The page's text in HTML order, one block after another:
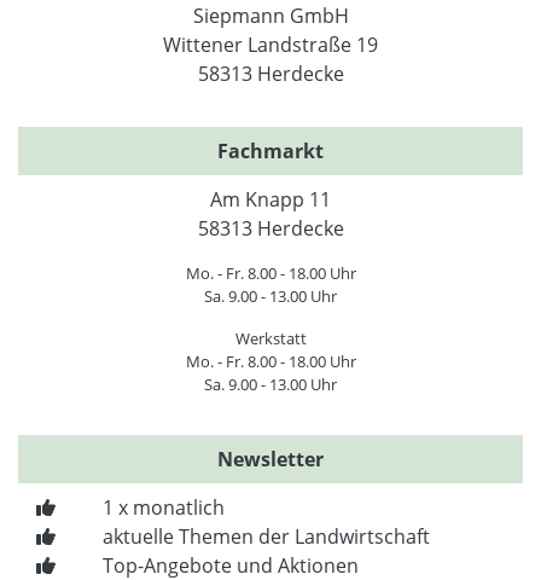
Siepmann GmbH
Wittener Landstraße 19
58313 Herdecke
Fachmarkt
Am Knapp 11
58313 Herdecke
Mo. - Fr. 8.00 - 18.00 Uhr
Sa. 9.00 - 13.00 Uhr
Werkstatt
Mo. - Fr. 8.00 - 18.00 Uhr
Sa. 9.00 - 13.00 Uhr
Newsletter
1 x monatlich
aktuelle Themen der Landwirtschaft
Top-Angebote und Aktionen